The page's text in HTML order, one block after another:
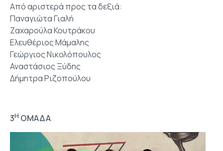
Από αριστερά προς τα δεξιά:
Παναγιώτα Γιαλή
Ζαχαρούλα Κουτράκου
Ελευθέριος Μάμαλης
Γεώργιος Νικολόπουλος
Αναστάσιος Ξύδης
Δήμητρα Ριζοπούλου
3Η ΟΜΑΔΑ